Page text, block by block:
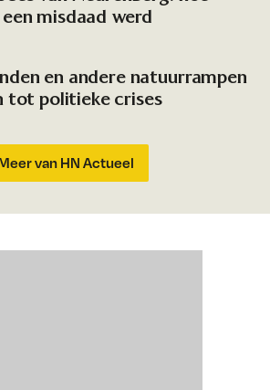
misdaad werd
en andere natuurrampen
tot politieke crises
van HN Actueel